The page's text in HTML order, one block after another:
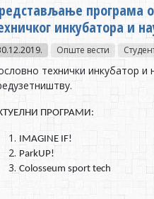
програма
инкубатора и
Опште вести
технички инкубатор
ПРОГРАМИ:
IMAGINE IF!
ParkUP!
Colosseum sport tech